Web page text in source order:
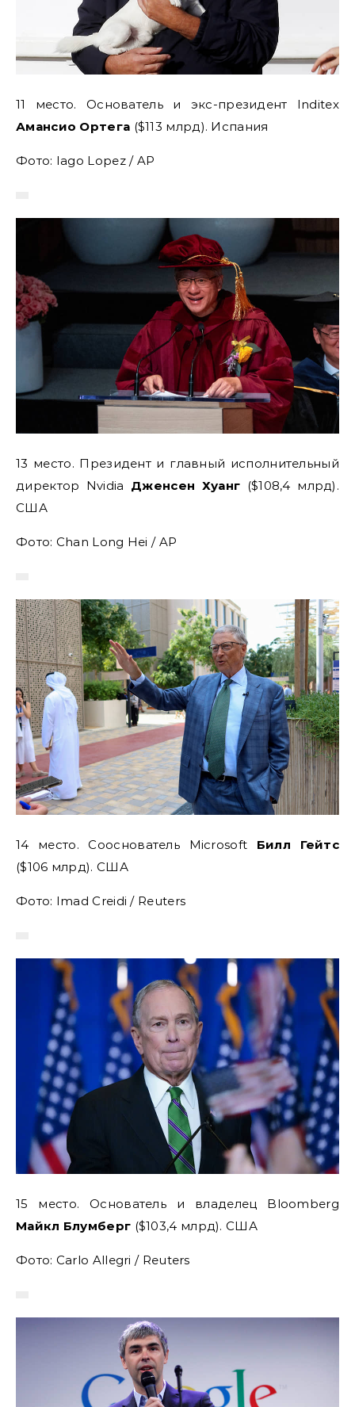
11 место. Основатель и экс-президент Inditex
Амансио Ортега ($113 млрд). Испания
Фото: Iago Lopez / AP
13 место. Президент и главный исполнительный
директор Nvidia Дженсен Хуанг ($108,4 млрд).
США
Фото: Chan Long Hei / AP
14 место. Сооснователь Microsoft Билл Гейтс
($106 млрд). США
Фото: Imad Creidi / Reuters
15 место. Основатель и владелец Bloomberg
Майкл Блумберг ($103,4 млрд). США
Фото: Carlo Allegri / Reuters